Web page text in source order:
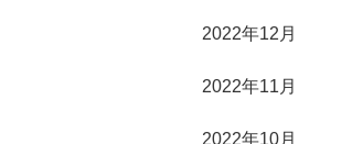
2022年12月
2022年11月
2022年10月